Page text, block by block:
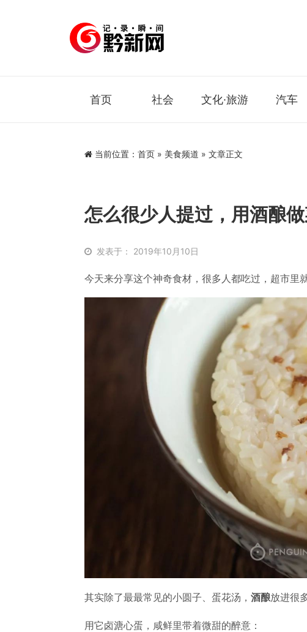
首页 社会 文化·旅游 汽车
当前位置： 首页 » 美食频道 » 文章正文
怎么很少人提过，用酒酿
发表于： 2019年10月10日
今天来分享这个神奇食材，很多人都吃过，超市里
其实除了最最常见的小圆子、蛋花汤， 酒酿放进很
用它卤溏心蛋，咸鲜里带着微甜的醉意：